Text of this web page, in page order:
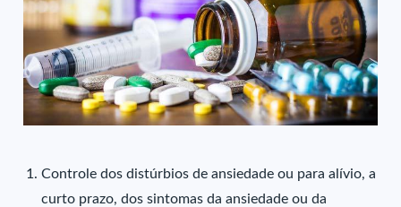
Controle dos distúrbios de ansiedade ou para alívio, a
curto prazo, dos sintomas da ansiedade ou da